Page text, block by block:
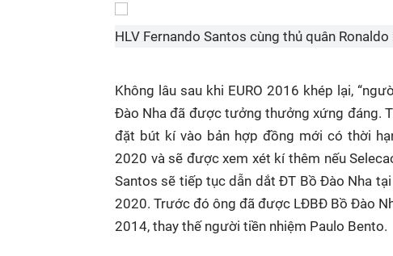
HLV Fernando Santos cùng thủ quân
Không lâu sau khi EURO 2016 khép lại,
Đào Nha đã được tưởng thưởng xứng đáng.
đặt bút kí vào bản hợp đồng mới có thời
2020 và sẽ được xem xét kí thêm nếu
Santos sẽ tiếp tục dẫn dắt ĐT Bồ Đào Nha
2020. Trước đó ông đã được LĐBĐ Bồ Đào
2014, thay thế người tiền nhiệm Paulo Bento.